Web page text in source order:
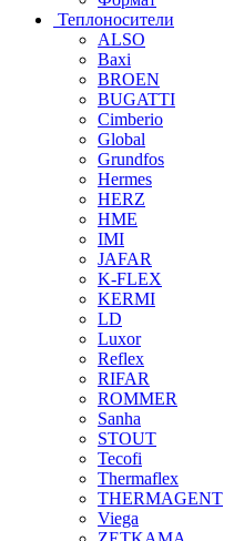
Теплоносители
ALSO
Baxi
BROEN
BUGATTI
Cimberio
Global
Grundfos
Hermes
HERZ
HME
IMI
JAFAR
K-FLEX
KERMI
LD
Luxor
Reflex
RIFAR
ROMMER
Sanha
STOUT
Tecofi
Thermaflex
THERMAGENT
Viega